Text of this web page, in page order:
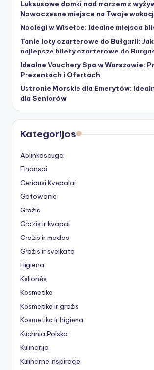
Luksusowe domki nad morzem z
Nowoczesne miejsce na Twoje
Noclegi w Wisełce: Idealne miejsca
Tanie loty czarterowe do Bułgarii:
najlepsze bilety czarterowe do
Idealne Vouchery Spa w Warszawie:
Prezentach i Ofertach
Ustronie Morskie dla Emerytów:
dla Seniorów
Kategorijos
Aplinkosauga
Finansai
Geriausi Kvepalai
Gotowanie
Grožis
Grozis ir kvapai
Grožis ir mados
Grožis ir sveikata
Higiena
Kelionės
Kosmetika
Kosmetika ir grožis
Kosmetika ir higiena
Kuchnia Polska
Kulinarija
Kulinarne Inspiracje